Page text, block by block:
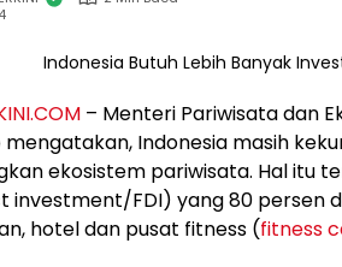
– Menteri Pariwisata dan
mengatakan, Indonesia masih
ekosistem pariwisata. Hal itu
investment/FDI) yang 80 persen
hotel dan pusat fitness (fitness